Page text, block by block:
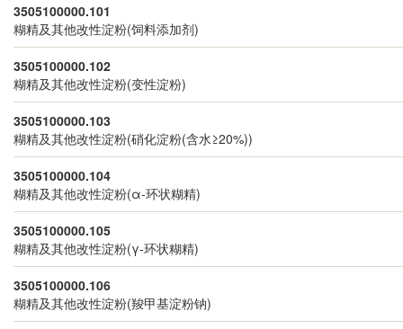
3505100000.101
糊精及其他改性淀粉(饲料添加剂)
3505100000.102
糊精及其他改性淀粉(变性淀粉)
3505100000.103
糊精及其他改性淀粉(硝化淀粉(含水≥20%))
3505100000.104
糊精及其他改性淀粉(α-环状糊精)
3505100000.105
糊精及其他改性淀粉(γ-环状糊精)
3505100000.106
糊精及其他改性淀粉(羧甲基淀粉钠)